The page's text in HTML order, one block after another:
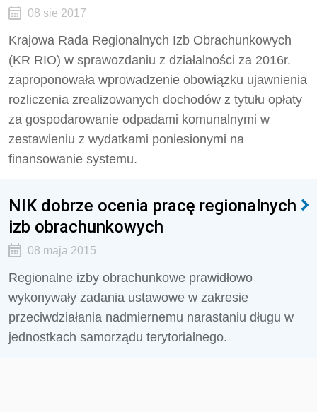
08 sie 2017
Krajowa Rada Regionalnych Izb Obrachunkowych
(KR RIO) w sprawozdaniu z działalności za 2016r.
zaproponowała wprowadzenie obowiązku ujawnienia
rozliczenia zrealizowanych dochodów z tytułu opłaty
za gospodarowanie odpadami komunalnymi w
zestawieniu z wydatkami poniesionymi na
finansowanie systemu.
NIK dobrze ocenia pracę regionalnych
izb obrachunkowych
08 maja 2015
Regionalne izby obrachunkowe prawidłowo
wykonywały zadania ustawowe w zakresie
przeciwdziałania nadmiernemu narastaniu długu w
jednostkach samorządu terytorialnego.